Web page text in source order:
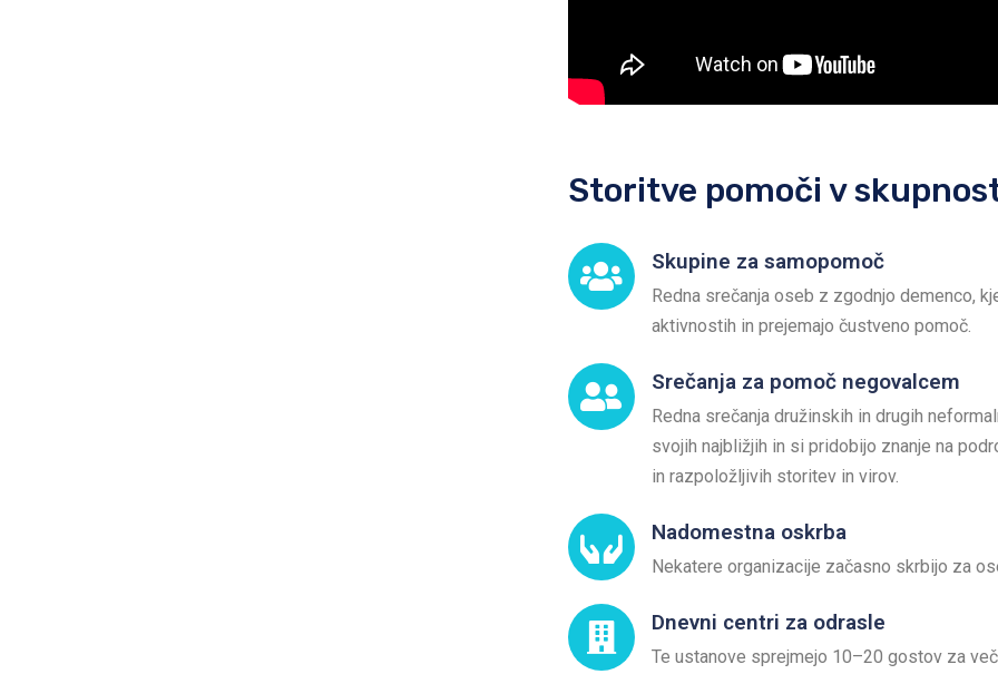
Storitve pomoči v
Skupine za samopomoč
Redna srečanja oseb z zgodnjo demenco,
aktivnostih in prejemajo čustveno pomoč.
Srečanja za pomoč negovalcem
Redna srečanja družinskih in drugih
svojih najbližjih in si pridobijo znanje na
in razpoložljivih storitev in virov.
Nadomestna oskrba
Nekatere organizacije začasno skrbijo za
Dnevni centri za odrasle
Te ustanove sprejmejo 10–20 gostov za